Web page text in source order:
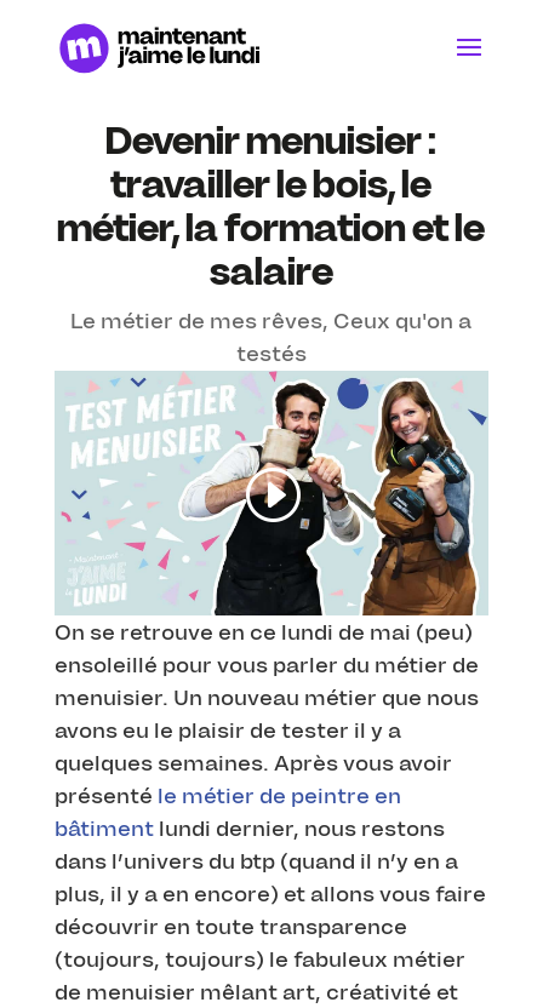
Devenir menuisier :
travailler le bois, le
métier, la formation et le
salaire
Le métier de mes rêves, Ceux qu'on a
testés
On se retrouve en ce lundi de mai (peu)
ensoleillé pour vous parler du métier de
menuisier. Un nouveau métier que nous
avons eu le plaisir de tester il y a
quelques semaines. Après vous avoir
présenté le métier de peintre en
bâtimentlundi dernier, nous restons
dans l’univers du btp (quand il n’y en a
plus, il y a en encore) et allons vous faire
découvrir en toute transparence
(toujours, toujours) le fabuleux métier
de menuisier mêlant art, créativité et